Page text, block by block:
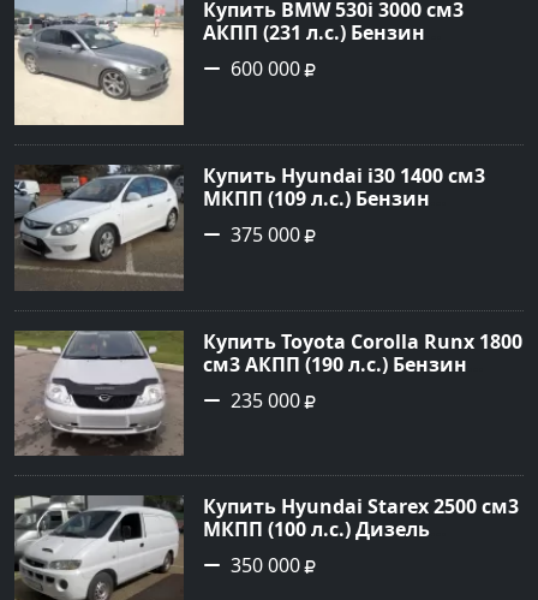
Купить BMW 530i 3000 см3
АКПП (231 л.с.) Бензин
инжектор в Новороссийск:
цвет серый Седан 2004 года по
Авторынок23
600 000
Купить Hyundai i30 1400 см3
МКПП (109 л.с.) Бензин
инжектор в Кропоткин: цвет
белый Хетчбэк 2011 года по
Авторынок23
375 000
Купить Toyota Corolla Runx 1800
см3 АКПП (190 л.с.) Бензин
инжектор в Тихорецк: цвет
Серый Хетчбэк 2002 года по
Авторынок23
235 000
Купить Hyundai Starex 2500 см3
МКПП (100 л.с.) Дизель
турбонаддув в Краснодар:
цвет белый Фургон 2014 года
350 000